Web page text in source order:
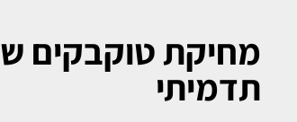
מחיקת טוקבקים
תדמיתי